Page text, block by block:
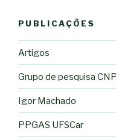
PUBLICAÇÕES
Artigos
Grupo de pesquisa
Igor Machado
PPGAS UFSCar